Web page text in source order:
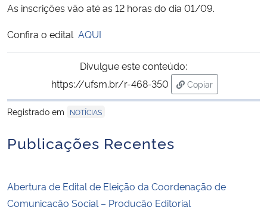
Ministério do Desenvolvimento Regional
Controladoria-Geral da União
Ministério da Mulher, da Família e dos Direitos Humanos
Gabinete de Segurança Institucional
As inscrições vão até as 12 horas do dia 01/09.
Confira o edital AQUI
Divulgue este conteúdo:
https://ufsm.br/r-468-350
Copiar
para área de
Registrado em
NOTÍCIAS
Publicações Recentes
Abertura de Edital de Eleição da Coordenação de
Comunicação Social – Produção Editorial